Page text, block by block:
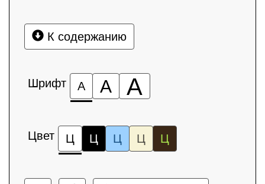
К содержанию
Шрифт А А А
Цвет Ц Ц Ц Ц Ц